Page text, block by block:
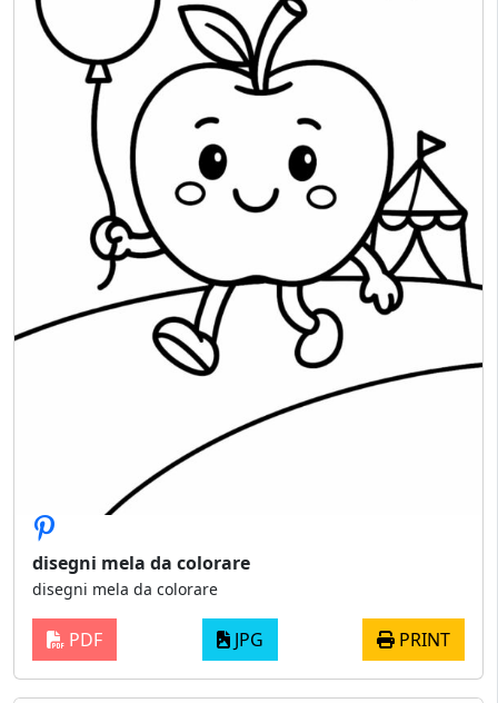
disegni mela da colorare
disegni mela da colorare
PDF JPG PRINT